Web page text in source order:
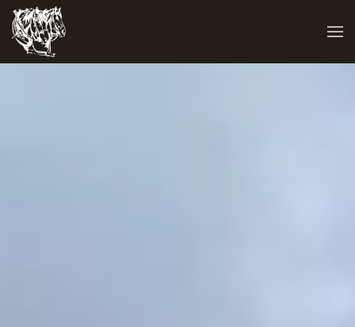
Zum Hauptinhalt springen